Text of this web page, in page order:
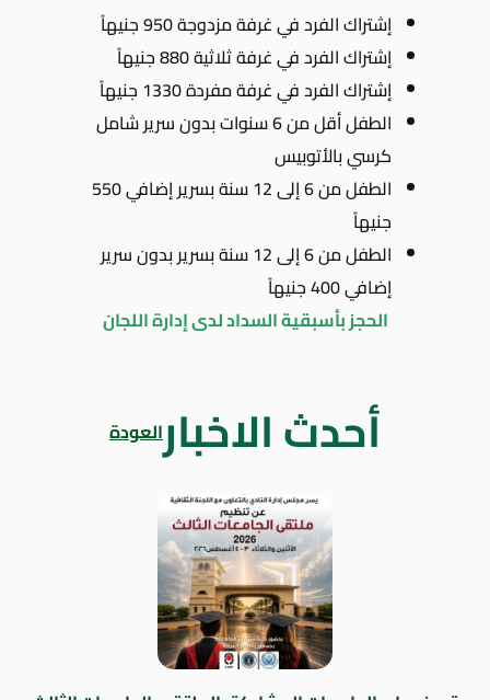
إشتراك الفرد في غرفة مزدوجة 950 جنيهاً
إشتراك الفرد في غرفة ثلاثية 880 جنيهاً
إشتراك الفرد في غرفة مفردة 1330 جنيهاً
الطفل أقل من 6 سنوات بدون سرير شامل
كرسي بالأتوبيس
الطفل من 6 إلى 12 سنة بسرير إضافي 550
جنيهاً
الطفل من 6 إلى 12 سنة بسرير بدون سرير
إضافي 400 جنيهاً
الحجز بأسبقية السداد لدى إدارة اللجان
أحدث الاخبارالعودة